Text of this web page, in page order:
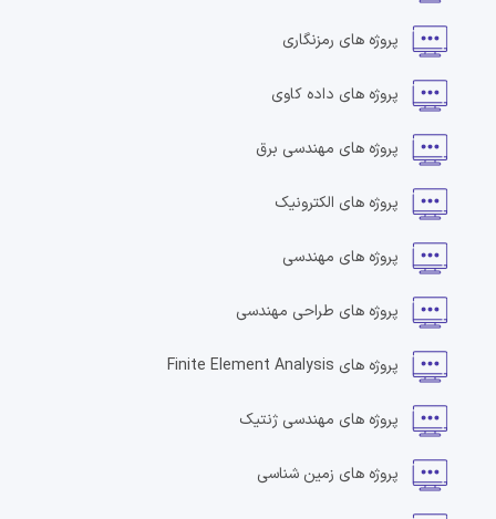
پروژه های رمزنگاری
پروژه های داده کاوی
پروژه های مهندسی برق
پروژه های الکترونیک
پروژه های مهندسی
پروژه های طراحی مهندسی
پروژه های Finite Element Analysis
پروژه های مهندسی ژنتیک
پروژه های زمین شناسی